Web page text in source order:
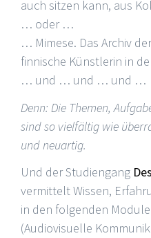
auch sitzen kann, aus
… oder …
… Mimese. Das Archiv
finnische Künstlerin in
… und … und … und …
Denn: Die Themen,
sind so vielfältig wie
und neuartig.
Und der Studiengang
vermittelt Wissen,
in den folgenden
(Audiovisuelle